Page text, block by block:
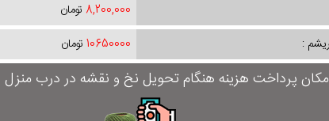
8,200,000 تومان
:
10650000 تومان
پرداخت هزینه هنگام تحویل نخ و نقشه در درب منزل